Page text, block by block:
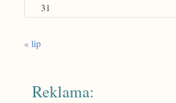
31
« lip
Reklama: